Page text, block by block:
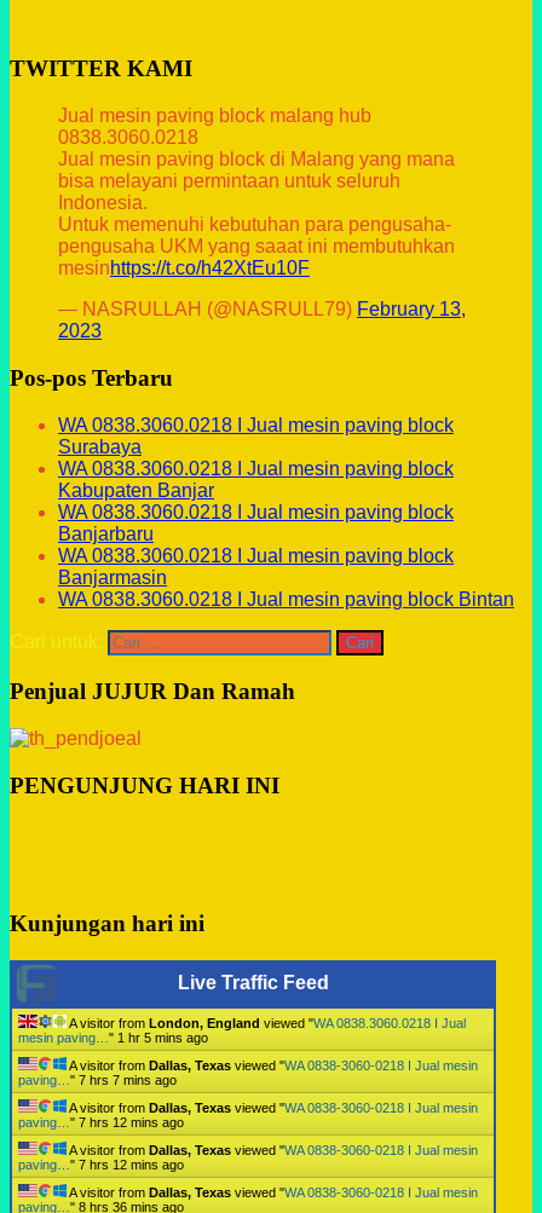
TWITTER KAMI
Jual mesin paving block malang hub
0838.3060.0218
Jual mesin paving block di Malang yang mana
bisa melayani permintaan untuk seluruh
Indonesia.
Untuk memenuhi kebutuhan para pengusaha-
pengusaha UKM yang saaat ini membutuhkan
mesinhttps://t.co/h42XtEu10F
— NASRULLAH (@NASRULL79) February 13,
2023
Pos-pos Terbaru
WA 0838.3060.0218 I Jual mesin paving block
Surabaya
WA 0838.3060.0218 I Jual mesin paving block
Kabupaten Banjar
WA 0838.3060.0218 I Jual mesin paving block
Banjarbaru
WA 0838.3060.0218 I Jual mesin paving block
Banjarmasin
WA 0838.3060.0218 I Jual mesin paving block Bintan
Cari untuk:
Penjual JUJUR Dan Ramah
PENGUNJUNG HARI INI
Kunjungan hari ini
Live Traffic Feed
A visitor from London, England viewed "WA 0838.3060.0218 I Jual
mesin paving… " 1 hr 5 mins ago
A visitor from Dallas, Texas viewed "WA 0838-3060-0218 I Jual mesin
paving… " 7 hrs 7 mins ago
A visitor from Dallas, Texas viewed "WA 0838-3060-0218 I Jual mesin
paving… " 7 hrs 12 mins ago
A visitor from Dallas, Texas viewed "WA 0838-3060-0218 I Jual mesin
paving… " 7 hrs 12 mins ago
A visitor from Dallas, Texas viewed "WA 0838-3060-0218 I Jual mesin
paving… " 8 hrs 36 mins ago